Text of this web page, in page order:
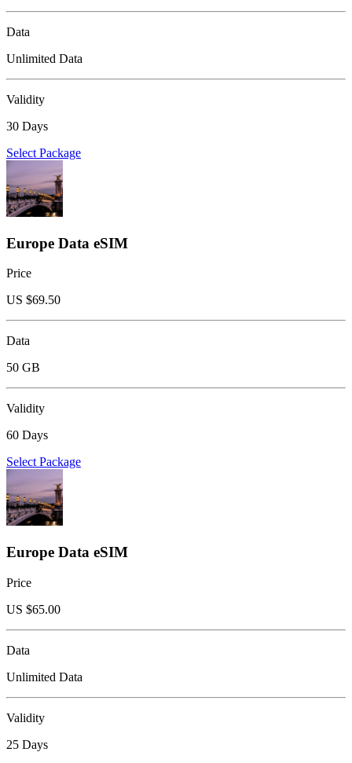
Data
Unlimited Data
Validity
30 Days
Select Package
Europe Data eSIM
Price
US $69.50
Data
50 GB
Validity
60 Days
Select Package
Europe Data eSIM
Price
US $65.00
Data
Unlimited Data
Validity
25 Days